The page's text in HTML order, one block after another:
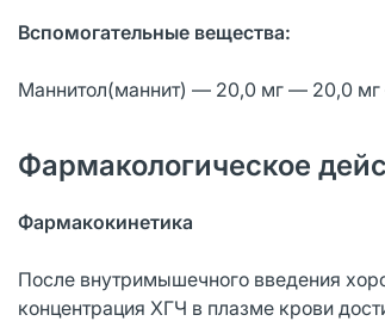
Вспомогательные вещества:
Маннитол(маннит) — 20,0 мг — 20,0
Фармакологическое
Фармакокинетика
После внутримышечного введения
концентрация ХГЧ в плазме крови